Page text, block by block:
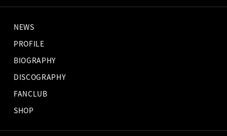
NEWS
PROFILE
BIOGRAPHY
DISCOGRAPHY
FANCLUB
SHOP